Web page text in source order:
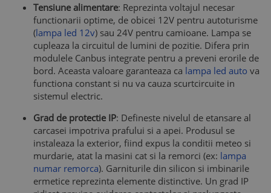
Tensiune alimentare: Reprezinta voltajul necesar
functionarii optime, de obicei 12V pentru autoturisme
(lampa led 12v) sau 24V pentru camioane. Lampa se
cupleaza la circuitul de lumini de pozitie. Difera prin
modulele Canbus integrate pentru a preveni erorile de
bord. Aceasta valoare garanteaza ca lampa led auto va
functiona constant si nu va cauza scurtcircuite in
sistemul electric.
Grad de protectie IP: Defineste nivelul de etansare al
carcasei impotriva prafului si a apei. Produsul se
instaleaza la exterior, fiind expus la conditii meteo si
murdarie, atat la masini cat si la remorci (ex: lampa
numar remorca). Garniturile din silicon si imbinarile
ermetice reprezinta elemente distinctive. Un grad IP